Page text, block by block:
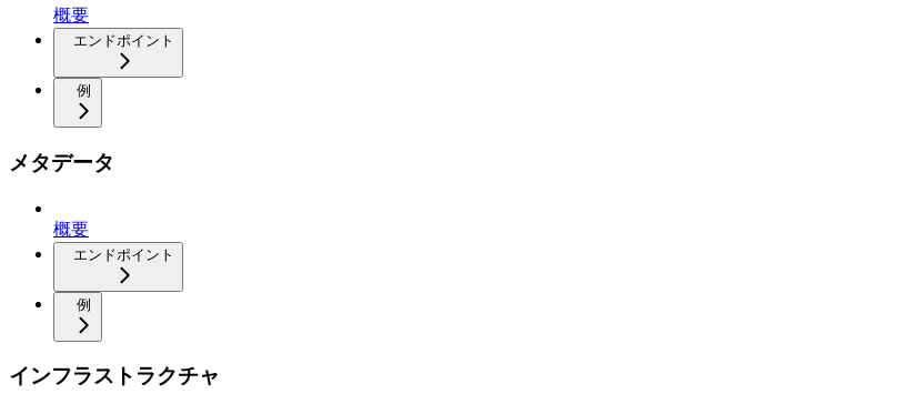
概要
エンドポイント
例
メタデータ
概要
エンドポイント
例
インフラストラクチャ